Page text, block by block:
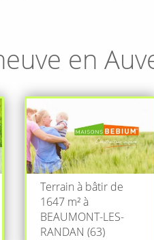
en
Terrain à bâtir de
1647 m² à
BEAUMONT-LES-
RANDAN (63)